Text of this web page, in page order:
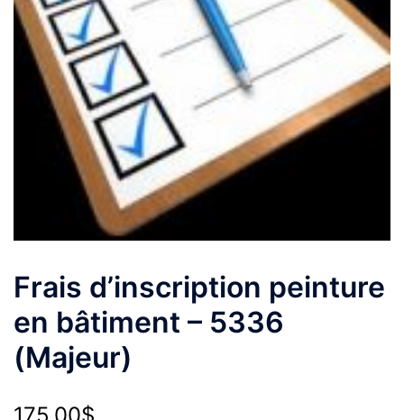
Frais d’inscription peinture
en bâtiment – 5336
(Majeur)